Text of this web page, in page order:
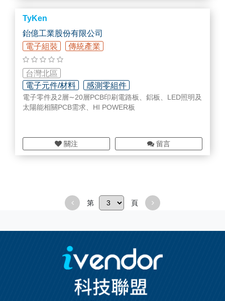
TyKen
鈶億工業股份有限公司
電子組裝
傳統產業
台灣北區
電子元件/材料
感測零組件
電腦及週邊零組件
電子零件及2層∼20層PCB印刷電路板、鋁板、LED照明及
太陽能相關PCB需求、HI POWER板
關注 留言
第 頁